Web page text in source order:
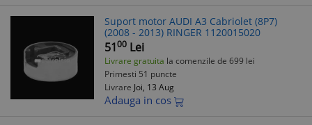
Suport motor AUDI A3 Cabriolet (8P7)
(2008 - 2013) RINGER 1120015020
5100 Lei
Livrare gratuita la comenzile de 699 lei
Primesti 51 puncte
Livrare Joi, 13 Aug
Adauga in cos